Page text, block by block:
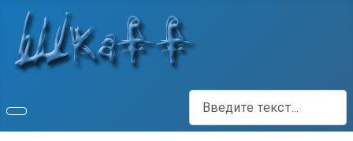
Поиск